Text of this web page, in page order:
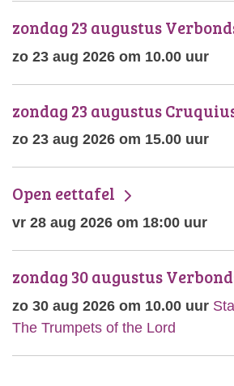
zondag 23 augustus
zo 23 aug 2026 om 10.00 uur
zondag 23 augustus
zo 23 aug 2026 om 15.00 uur
Open eettafel
vr 28 aug 2026 om 18:00 uur
zondag 30 augustus
zo 30 aug 2026 om 10.00 uur
The Trumpets of the Lord